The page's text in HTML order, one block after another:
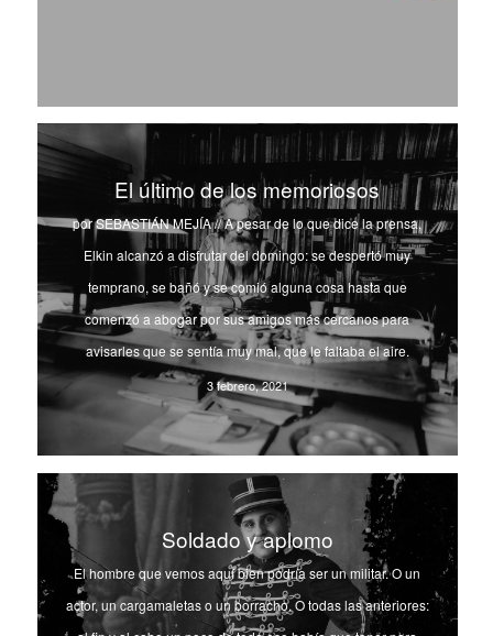
El último de los memoriosos
por SEBASTIÁN MEJÍA // A pesar de lo que dice la prensa,
Elkin alcanzó a disfrutar del domingo: se despertó muy
temprano, se bañó y se comió alguna cosa hasta que
comenzó a abogar por sus amigos más cercanos para
avisarles que se sentía muy mal, que le faltaba el aire.
3 febrero, 2021
Soldado y aplomo
El hombre que vemos aquí bien podría ser un militar. O un
actor, un cargamaletas o un borracho. O todas las anteriores: